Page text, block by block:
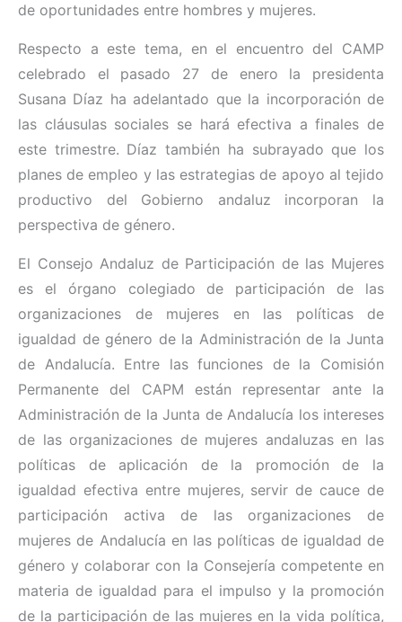
de oportunidades entre hombres y mujeres.
Respecto a este tema, en el encuentro del CAMP
celebrado el pasado 27 de enero la presidenta
Susana Díaz ha adelantado que la incorporación de
las cláusulas sociales se hará efectiva a finales de
este trimestre. Díaz también ha subrayado que los
planes de empleo y las estrategias de apoyo al tejido
productivo del Gobierno andaluz incorporan la
perspectiva de género.
El Consejo Andaluz de Participación de las Mujeres
es el órgano colegiado de participación de las
organizaciones de mujeres en las políticas de
igualdad de género de la Administración de la Junta
de Andalucía. Entre las funciones de la Comisión
Permanente del CAPM están representar ante la
Administración de la Junta de Andalucía los intereses
de las organizaciones de mujeres andaluzas en las
políticas de aplicación de la promoción de la
igualdad efectiva entre mujeres, servir de cauce de
participación activa de las organizaciones de
mujeres de Andalucía en las políticas de igualdad de
género y colaborar con la Consejería competente en
materia de igualdad para el impulso y la promoción
de la participación de las mujeres en la vida política,